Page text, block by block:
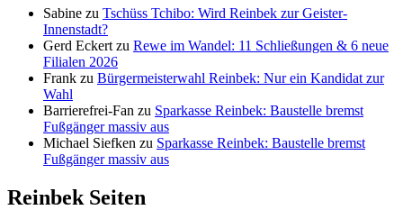
Sabine zu Tschüss Tchibo: Wird Reinbek zur Geister-
Innenstadt?
Gerd Eckert zu Rewe im Wandel: 11 Schließungen & 6 neue
Filialen 2026
Frank zu Bürgermeisterwahl Reinbek: Nur ein Kandidat zur
Wahl
Barrierefrei-Fan zu Sparkasse Reinbek: Baustelle bremst
Fußgänger massiv aus
Michael Siefken zu Sparkasse Reinbek: Baustelle bremst
Fußgänger massiv aus
Reinbek Seiten